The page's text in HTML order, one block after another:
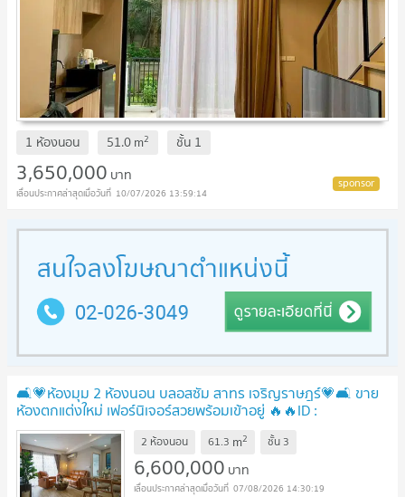
1 ห้องนอน 51.0m2 ชั้น 1
3,650,000 บาท
10/07/2026 13:59:14
🛋️💗ห้องมุม 2 ห้องนอน บลอสซัม สาทร เจริญราษฎร์💗🛋️ ขาย
ห้องตกแต่งใหม่ เฟอร์นิเจอร์สวยพร้อมเข้าอยู่ 🔥🔥ID :
@471ovhib 📲 UPDATE !
2 ห้องนอน 61.3 m2 ชั้น 3
6,600,000 บาท
07/08/2026 14:30:19